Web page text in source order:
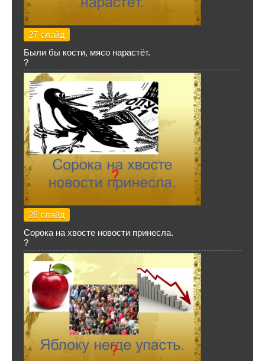
27 слайд
Были бы кости, мясо нарастёт.
?
28 слайд
Сорока на хвосте новости принесла.
?